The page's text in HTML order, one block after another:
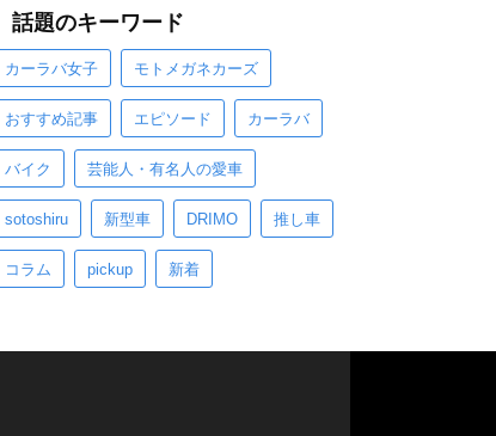
話題のキーワード
カーラバ女子 モトメガネカーズ
おすすめ記事 エピソード カーラバ
バイク 芸能人・有名人の愛車
sotoshiru 新型車 DRIMO 推し車
コラム pickup 新着